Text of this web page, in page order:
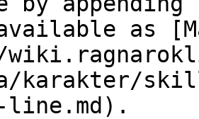
as
karakter/
line.md).